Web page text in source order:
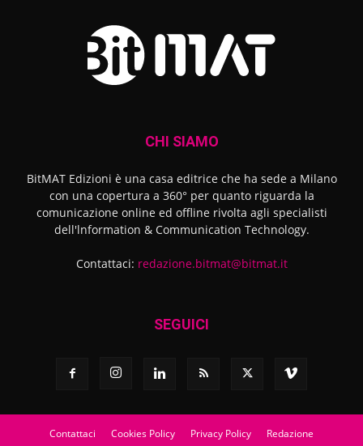
CHI SIAMO
BitMAT Edizioni è una casa editrice che ha sede a Milano
con una copertura a 360° per quanto riguarda la
comunicazione online ed offline rivolta agli specialisti
dell'lnformation & Communication Technology.
Contattaci: redazione.bitmat@bitmat.it
SEGUICI
Contattaci Cookies Policy Privacy Policy Redazione